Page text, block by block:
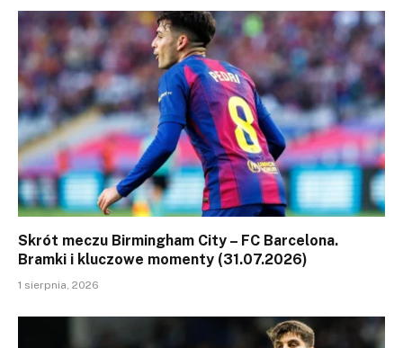
Skrót meczu Birmingham City – FC Barcelona.
Bramki i kluczowe momenty (31.07.2026)
1 sierpnia, 2026